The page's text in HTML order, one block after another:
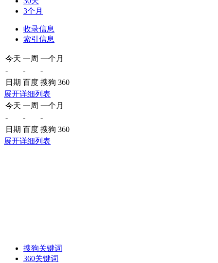
3个月
收录信息
索引信息
今天 一周 一个月
-
-
-
日期 百度 搜狗 360
展开详细列表
今天 一周 一个月
-
-
-
日期 百度 搜狗 360
展开详细列表
搜狗关键词
360关键词